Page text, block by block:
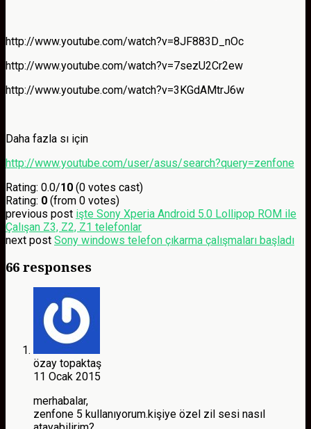
http://www.youtube.com/watch?v=8JF883D_nOc
http://www.youtube.com/watch?v=7sezU2Cr2ew
http://www.youtube.com/watch?v=3KGdAMtrJ6w
Daha fazla sı için
http://www.youtube.com/user/asus/search?query=zenfone
Rating: 0.0/10 (0 votes cast)
Rating: 0 (from 0 votes)
previous post işte Sony Xperia Android 5.0 Lollipop ROM ile
Çalışan Z3, Z2, Z1 telefonlar
next post Sony windows telefon çıkarma çalışmaları başladı
66 responses
özay topaktaş
11 Ocak 2015
merhabalar,
zenfone 5 kullanıyorum.kişiye özel zil sesi nasıl